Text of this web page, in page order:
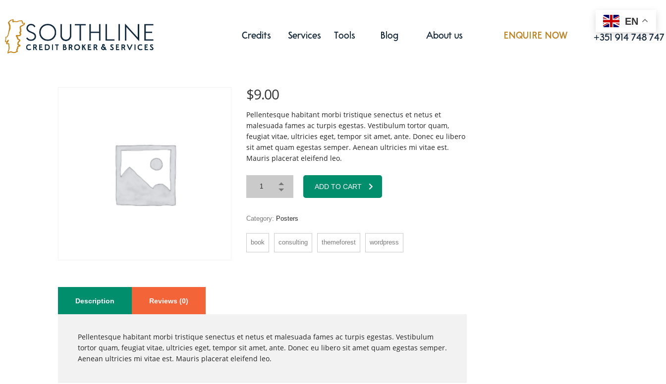
Credits Services Tools Blog About us ENQUIRE NOW
Call us
+351 914 748 747
$9.00
Pellentesque habitant morbi tristique senectus et netus et
malesuada fames ac turpis egestas. Vestibulum tortor quam,
feugiat vitae, ultricies eget, tempor sit amet, ante. Donec eu libero
sit amet quam egestas semper. Aenean ultricies mi vitae est.
Mauris placerat eleifend leo.
ADD TO CART
Category: Posters
book consulting themeforest wordpress
Description Reviews (0)
Pellentesque habitant morbi tristique senectus et netus et malesuada fames ac turpis egestas. Vestibulum
tortor quam, feugiat vitae, ultricies eget, tempor sit amet, ante. Donec eu libero sit amet quam egestas semper.
Aenean ultricies mi vitae est. Mauris placerat eleifend leo.
EN